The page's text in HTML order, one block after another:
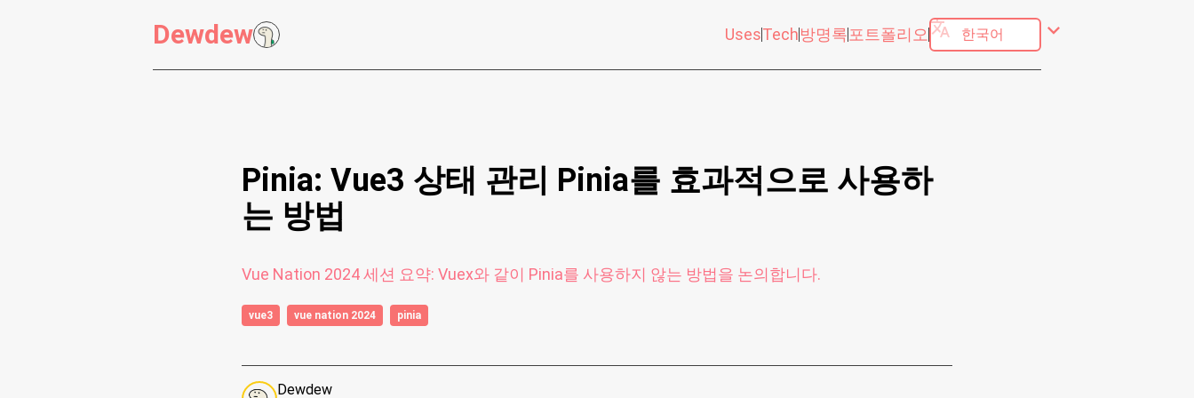
Dewdew UsesTech방명록포트폴리오translate expand_more
Pinia: Vue3 상태 관리 Pinia를 효과적으로 사용하
는 방법
Vue Nation 2024 세션 요약: Vuex와 같이 Pinia를 사용하지 않는 방법을 논의합니다.
vue3 vue nation 2024 pinia
Dewdew